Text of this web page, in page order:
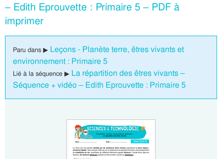
– Edith Eprouvette : Primaire 5 – PDF à
imprimer
Paru dans ▶ Leçons - Planète terre, êtres vivants et
environnement : Primaire 5
Lié à la séquence ▶ La répartition des êtres vivants –
Séquence + vidéo – Edith Eprouvette : Primaire 5